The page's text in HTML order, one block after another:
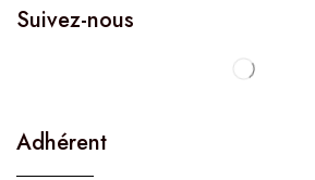
Suivez-nous
Adhérent